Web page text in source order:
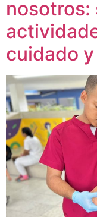
nosotros:
cuidado